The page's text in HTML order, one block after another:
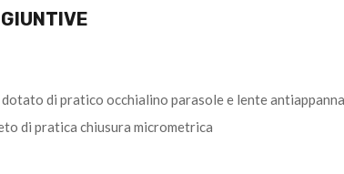
di pratico occhialino parasole e lente
di pratica chiusura micrometrica